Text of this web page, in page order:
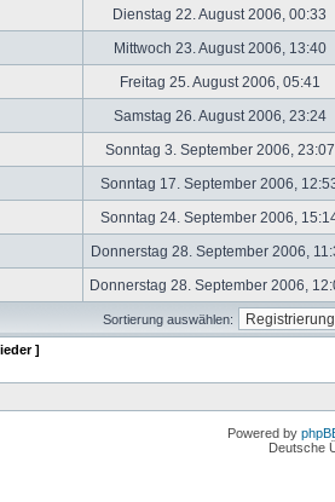
Dienstag 22. August 2006, 00:33
Mittwoch 23. August 2006, 13:40
Freitag 25. August 2006, 05:41
Samstag 26. August 2006, 23:24
Sonntag 3. September 2006,
Sonntag 17. September 2006,
Sonntag 24. September 2006,
Donnerstag 28. September 2006,
Donnerstag 28. September 2006,
Sortierung auswählen:
]
Powered by
Deutsche